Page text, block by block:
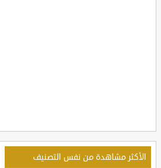
الأكثر مشاهدة من نفس التصنيف